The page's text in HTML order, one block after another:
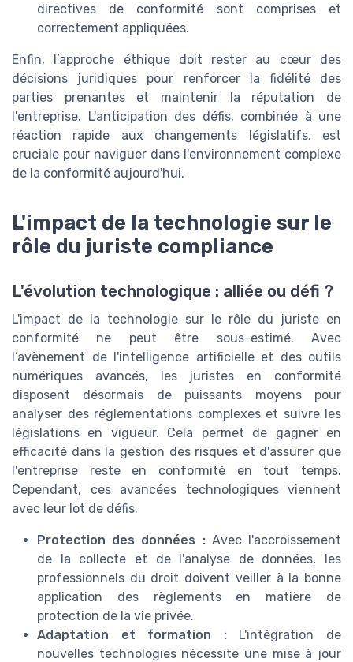
directives de conformité sont comprises et
correctement appliquées.
Enfin, l’approche éthique doit rester au cœur des
décisions juridiques pour renforcer la fidélité des
parties prenantes et maintenir la réputation de
l'entreprise. L'anticipation des défis, combinée à une
réaction rapide aux changements législatifs, est
cruciale pour naviguer dans l'environnement complexe
de la conformité aujourd'hui.
L'impact de la technologie sur le
rôle du juriste compliance
L'évolution technologique : alliée ou défi ?
L'impact de la technologie sur le rôle du juriste en
conformité ne peut être sous-estimé. Avec
l’avènement de l'intelligence artificielle et des outils
numériques avancés, les juristes en conformité
disposent désormais de puissants moyens pour
analyser des réglementations complexes et suivre les
législations en vigueur. Cela permet de gagner en
efficacité dans la gestion des risques et d'assurer que
l'entreprise reste en conformité en tout temps.
Cependant, ces avancées technologiques viennent
avec leur lot de défis.
Protection des données :Avec l'accroissement
de la collecte et de l'analyse de données, les
professionnels du droit doivent veiller à la bonne
application des règlements en matière de
protection de la vie privée.
Adaptation et formation :L'intégration de
nouvelles technologies nécessite une mise à jour